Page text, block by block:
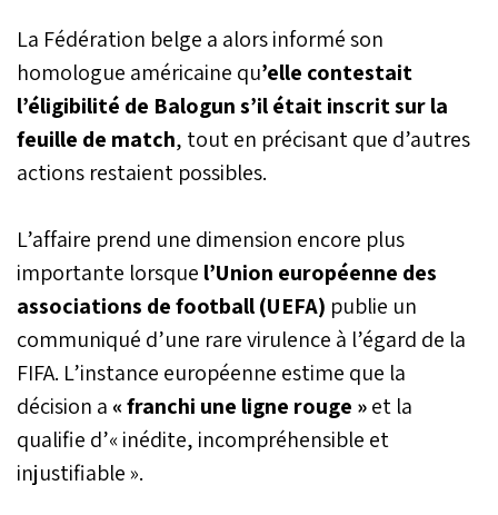
La Fédération belge a alors informé son
homologue américaine qu’elle contestait
l’éligibilité de Balogun s’il était inscrit sur la
feuille de match, tout en précisant que d’autres
actions restaient possibles.
L’affaire prend une dimension encore plus
importante lorsque l’Union européenne des
associations de football (UEFA) publie un
communiqué d’une rare virulence à l’égard de la
FIFA. L’instance européenne estime que la
décision a « franchi une ligne rouge »et la
qualifie d’« inédite, incompréhensible et
injustifiable ».